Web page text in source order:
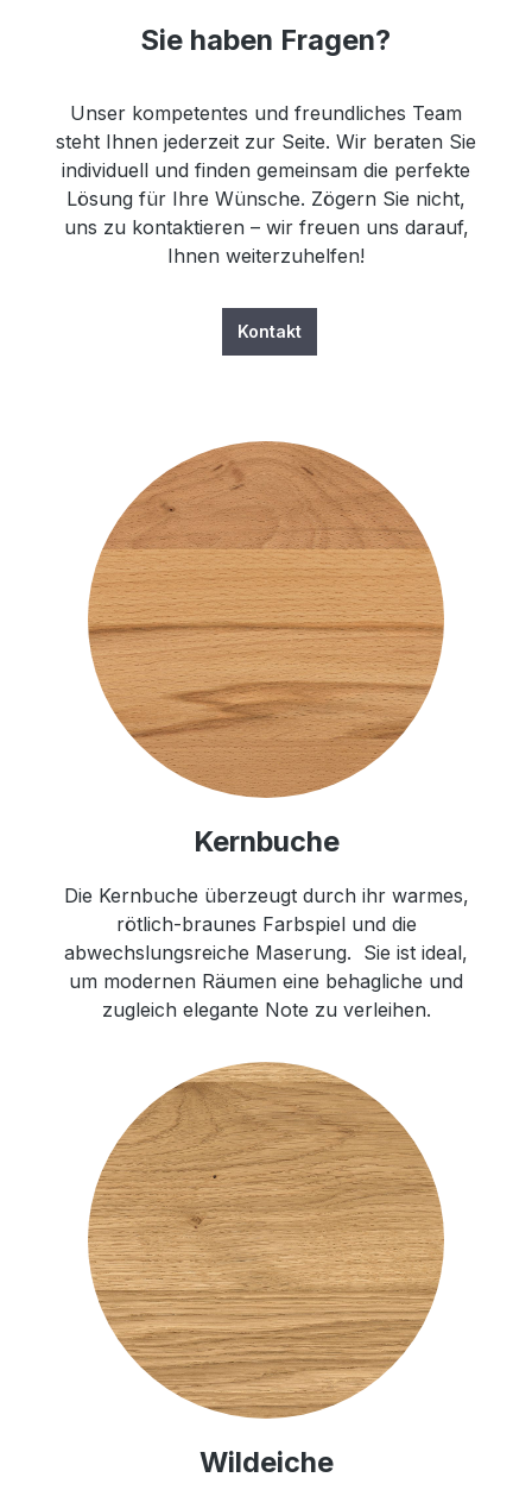
Sie haben Fragen?
Unser kompetentes und freundliches Team
steht Ihnen jederzeit zur Seite. Wir beraten Sie
individuell und finden gemeinsam die perfekte
Lösung für Ihre Wünsche. Zögern Sie nicht,
uns zu kontaktieren – wir freuen uns darauf,
Ihnen weiterzuhelfen!
Kontakt
Kernbuche
Die Kernbuche überzeugt durch ihr warmes,
rötlich-braunes Farbspiel und die
abwechslungsreiche Maserung. Sie ist ideal,
um modernen Räumen eine behagliche und
zugleich elegante Note zu verleihen.
Wildeiche